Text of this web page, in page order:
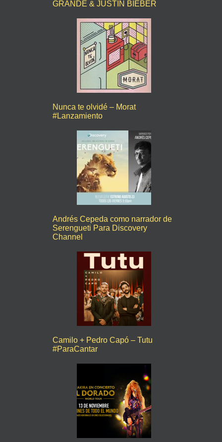
GRANDE & JUSTIN BIEBER
Nunca te olvidé – Morat
#Lanzamiento
Andrés Cepeda como narrador de
Serengueti Para Discovery
Channel
Camilo + Pedro Capó – Tutu
#ParaCantar